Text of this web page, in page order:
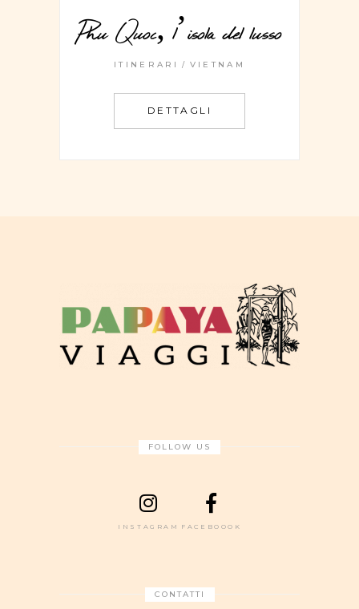
Phu Quoc, l’isola del lusso
ITINERARI VIETNAM
DETTAGLI
FOLLOW US
INSTAGRAM FACEBOOOK
CONTATTI